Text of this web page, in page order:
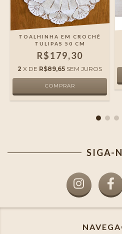
TOALHINHA EM CROCHÊ
TULIPAS 50 CM
R$179,30
2 X DE R$89,65 SEM JUROS
SIGA-